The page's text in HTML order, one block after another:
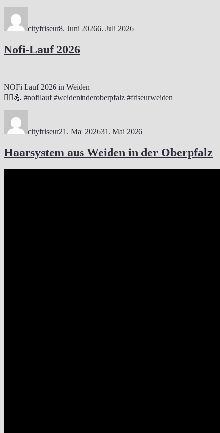
cityfriseur8. Juni 20266. Juli 2026
Nofi-Lauf 2026
NOFi Lauf 2026 in Weiden
🏃‍♂️💪 #nofilauf #weideninderoberpfalz #friseurweiden
cityfriseur21. Mai 202631. Mai 2026
Haarsystem aus Weiden in der Oberpfalz